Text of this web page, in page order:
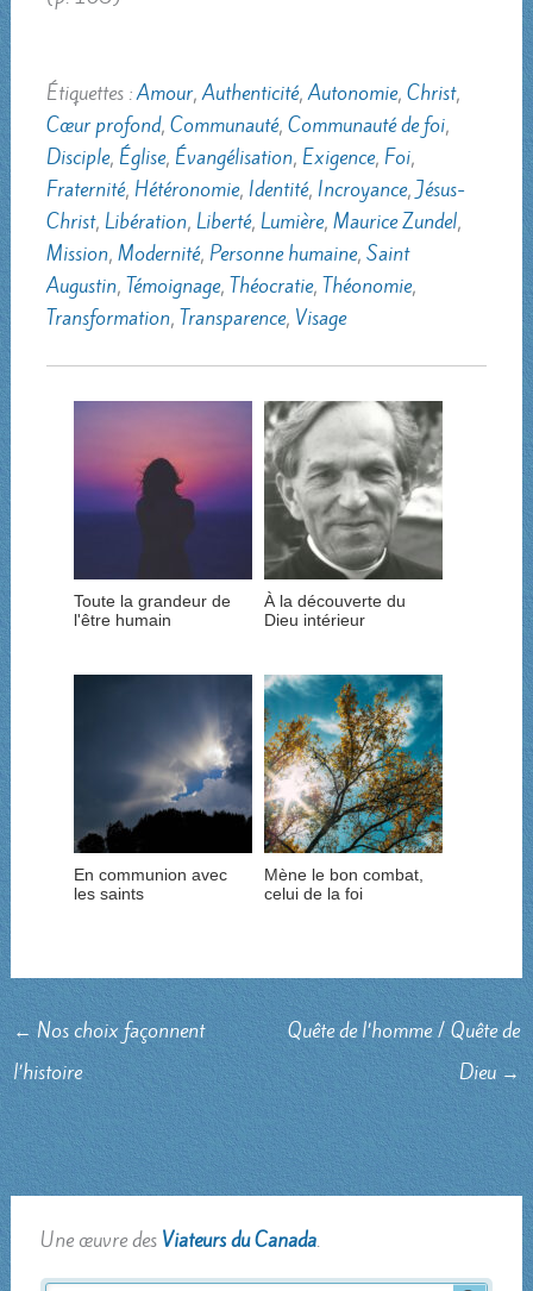
Étiquettes :Amour,Authenticité,Autonomie, Christ,
Cœur profond, Communauté, Communauté de foi,
Disciple, Église, Évangélisation, Exigence, Foi,
Fraternité, Hétéronomie, Identité, Incroyance, Jésus-
Christ, Libération, Liberté, Lumière, Maurice Zundel,
Mission, Modernité, Personne humaine, Saint
Augustin, Témoignage, Théocratie, Théonomie,
Transformation, Transparence, Visage
Toute la grandeur de
l'être humain
À la découverte du
Dieu intérieur
En communion avec
les saints
Mène le bon combat,
celui de la foi
←Nos choix façonnent
l’histoire
Quête de l’homme / Quête de
Dieu→
Une œuvre des Viateurs du Canada.